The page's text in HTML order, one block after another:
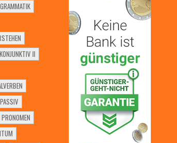
GRAMMATIK
KONJUNKTIV II
PASSIV
PRONOMEN